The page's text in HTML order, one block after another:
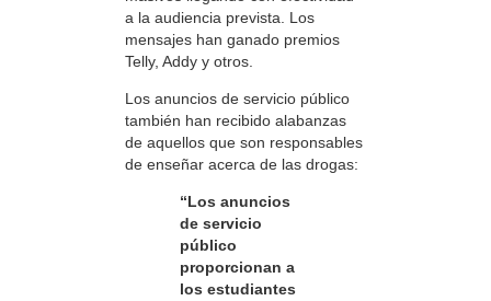
a la audiencia prevista. Los
mensajes han ganado premios
Telly, Addy y otros.
Los anuncios de servicio público
también han recibido alabanzas
de aquellos que son responsables
de enseñar acerca de las drogas:
“Los anuncios
de servicio
público
proporcionan a
los estudiantes